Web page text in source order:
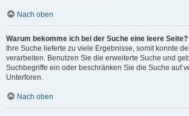
Nach oben
Warum bekomme ich bei der Suche eine leere Seite?
Ihre Suche lieferte zu viele Ergebnisse, somit konnte
verarbeiten. Benutzen Sie die erweiterte Suche und
Suchbegriffe ein oder beschränken Sie die Suche auf
Unterforen.
Nach oben